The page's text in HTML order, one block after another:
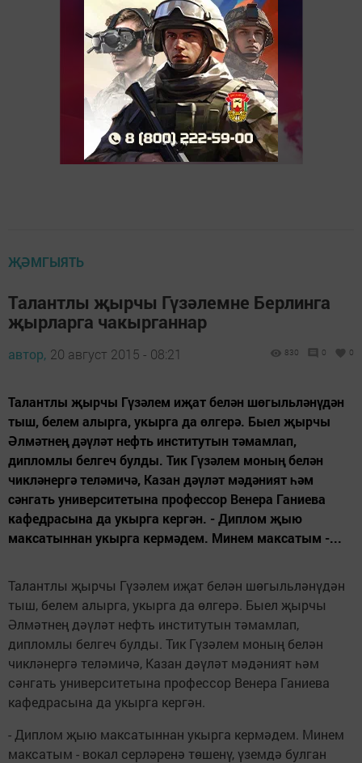
ҖӘМГЫЯТЬ
Талантлы җырчы Гүзәлемне Берлинга
җырларга чакырганнар
автор, 20 август 2015 - 08:21 830 0 0
Талантлы җырчы Гүзәлем иҗат белән шөгыльләнүдән
тыш, белем алырга, укырга да өлгерә. Быел җырчы
Әлмәтнең дәүләт нефть институтын тәмамлап,
дипломлы белгеч булды. Тик Гүзәлем моның белән
чикләнергә теләмичә, Казан дәүләт мәдәният һәм
сәнгать университетына профессор Венера Ганиева
кафедрасына да укырга кергән. - Диплом җыю
максатыннан укырга кермәдем. Минем максатым -...
Талантлы җырчы Гүзәлем иҗат белән шөгыльләнүдән
тыш, белем алырга, укырга да өлгерә. Быел җырчы
Әлмәтнең дәүләт нефть институтын тәмамлап,
дипломлы белгеч булды. Тик Гүзәлем моның белән
чикләнергә теләмичә, Казан дәүләт мәдәният һәм
сәнгать университетына профессор Венера Ганиева
кафедрасына да укырга кергән.
- Диплом җыю максатыннан укырга кермәдем. Минем
максатым - вокал серләренә төшенү, үземдә булган